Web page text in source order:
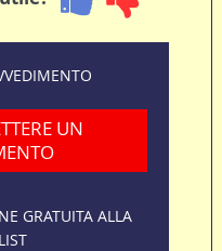
UN
GRATUITA ALLA